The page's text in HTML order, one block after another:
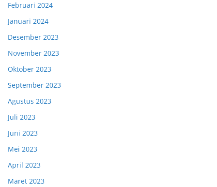
Februari 2024
Januari 2024
Desember 2023
November 2023
Oktober 2023
September 2023
Agustus 2023
Juli 2023
Juni 2023
Mei 2023
April 2023
Maret 2023